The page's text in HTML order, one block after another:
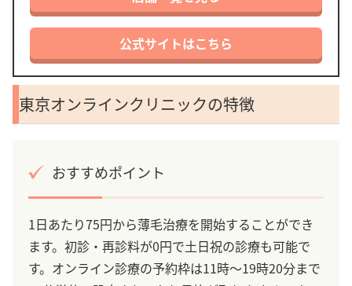
公式サイトはこちら
東京オンラインクリニックの特徴
おすすめポイント
1日あたり75円から薄毛治療を開始することができ
ます。初診・再診料が0円で土日祝の診療も可能で
す。オンライン診療の予約枠は11時～19時20分まで